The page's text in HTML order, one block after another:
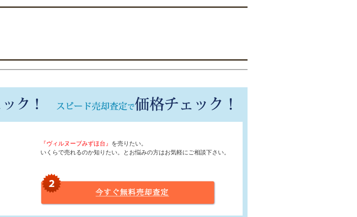
『ヴィルヌーブみずほ台』 を売りたい。
いくらで売れるのか知りたい。とお悩みの方はお気軽にご相談下さい。